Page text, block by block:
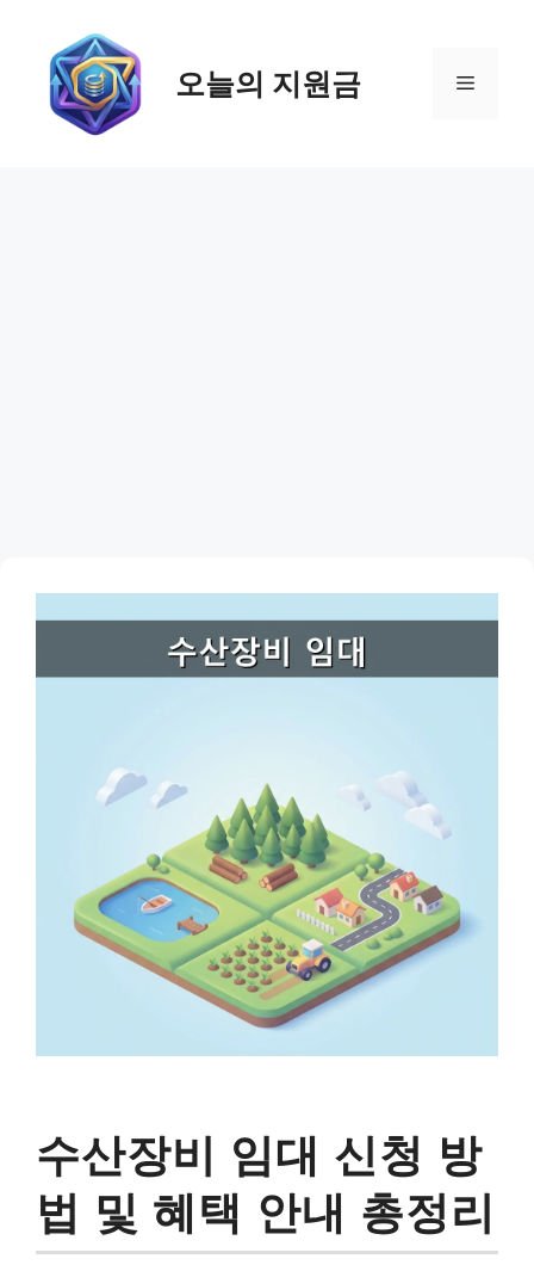
오늘의 지원금 메
수산장비 임대 신청 방
법 및 혜택 안내 총정리